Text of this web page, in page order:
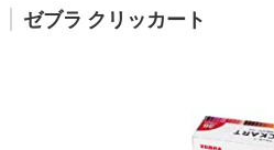
ゼブラ クリッカート